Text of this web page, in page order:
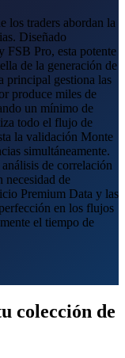
los traders abordan la
Diseñado
FSB Pro, esta potente
de la generación de
principal gestiona las
produce miles de
un mínimo de
todo el flujo de
la validación Monte
simultáneamente.
de correlación
necesidad de
Premium Data y las
en los flujos
el tiempo de
colección de